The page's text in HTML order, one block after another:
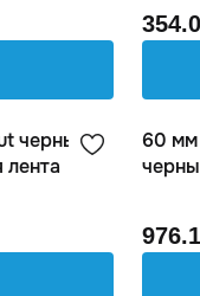
черный
60 мм